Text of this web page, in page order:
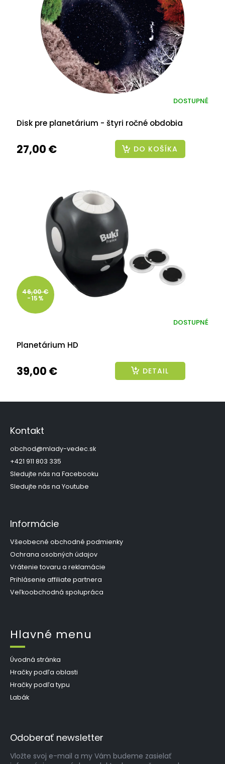
Disk pre planetárium - štyri ročné obdobia
DOSTUPNÉ
27,00 € DO KOŠÍKA
46,00 €
-15%
Planetárium HD
DOSTUPNÉ
39,00 € DETAIL
Kontakt
obchod@mlady-vedec.sk
+421 911 803 335
Sledujte nás na Facebooku
Sledujte nás na Youtube
Informácie
Všeobecné obchodné podmienky
Ochrana osobných údajov
Vrátenie tovaru a reklamácie
Prihlásenie affiliate partnera
Veľkoobchodná spolupráca
Hlavné menu
Úvodná stránka
Hračky podľa oblasti
Hračky podľa typu
Labák
Odoberať newsletter
Vložte svoj e-mail a my Vám budeme zasielať